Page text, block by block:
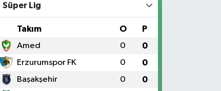
Süper Lig
Takım O P
Amed 0 0
Erzurumspor FK 0 0
Başakşehir 0 0